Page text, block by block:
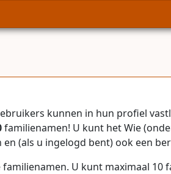
kunnen in hun profiel
familienamen! U kunt het Wie
(als u ingelogd bent) ook een
U kunt maximaal 10